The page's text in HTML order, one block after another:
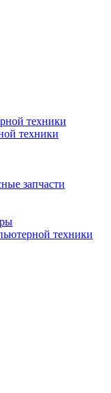
техники
техники
запчасти
техники